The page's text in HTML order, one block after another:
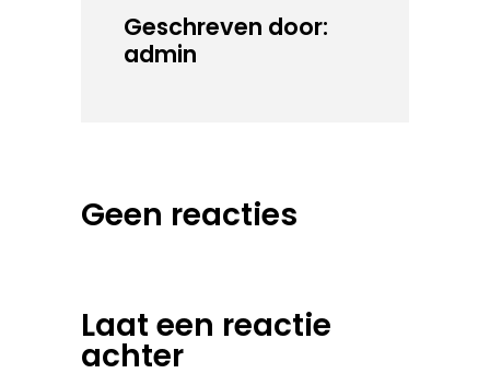
Geschreven door:
admin
Geen reacties
Laat een reactie
achter